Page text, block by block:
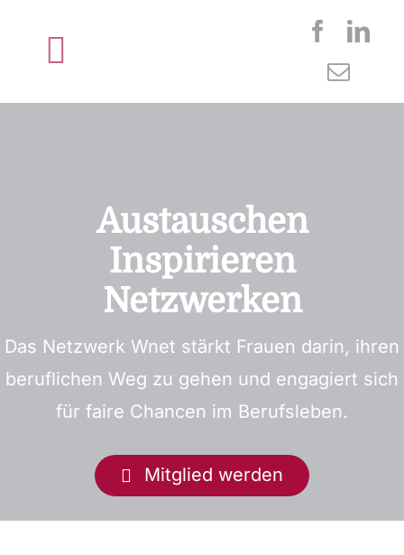
Toggle
Navigation
Startseite
Mitglied werden
Neuigkeiten
Kontakt
Austauschen
Inspirieren
Netzwerken
Das Netzwerk Wnet stärkt Frauen darin, ihren
beruflichen Weg zu gehen und engagiert sich
für faire Chancen im Berufsleben.
Mitglied werden